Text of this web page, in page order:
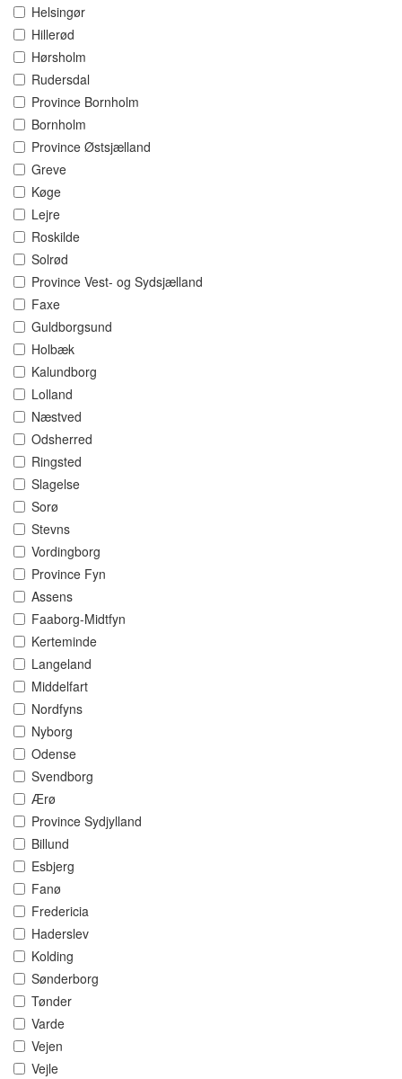
Helsingør
Hillerød
Hørsholm
Rudersdal
Province Bornholm
Bornholm
Province Østsjælland
Greve
Køge
Lejre
Roskilde
Solrød
Province Vest- og Sydsjælland
Faxe
Guldborgsund
Holbæk
Kalundborg
Lolland
Næstved
Odsherred
Ringsted
Slagelse
Sorø
Stevns
Vordingborg
Province Fyn
Assens
Faaborg-Midtfyn
Kerteminde
Langeland
Middelfart
Nordfyns
Nyborg
Odense
Svendborg
Ærø
Province Sydjylland
Billund
Esbjerg
Fanø
Fredericia
Haderslev
Kolding
Sønderborg
Tønder
Varde
Vejen
Vejle